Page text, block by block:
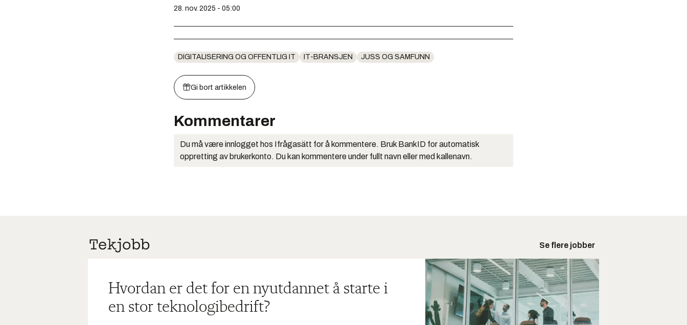
28. nov. 2025 - 05:00
DIGITALISERING OG OFFENTLIG IT IT-BRANSJEN JUSS OG SAMFUNN
Gi bort artikkelen
Kommentarer
Du må være innlogget hos Ifrågasätt for å kommentere. Bruk BankID for automatisk
oppretting av brukerkonto. Du kan kommentere under fullt navn eller med kallenavn.
Se flere jobber
Hvordan er det for en nyutdannet å starte i
en stor teknologibedrift?